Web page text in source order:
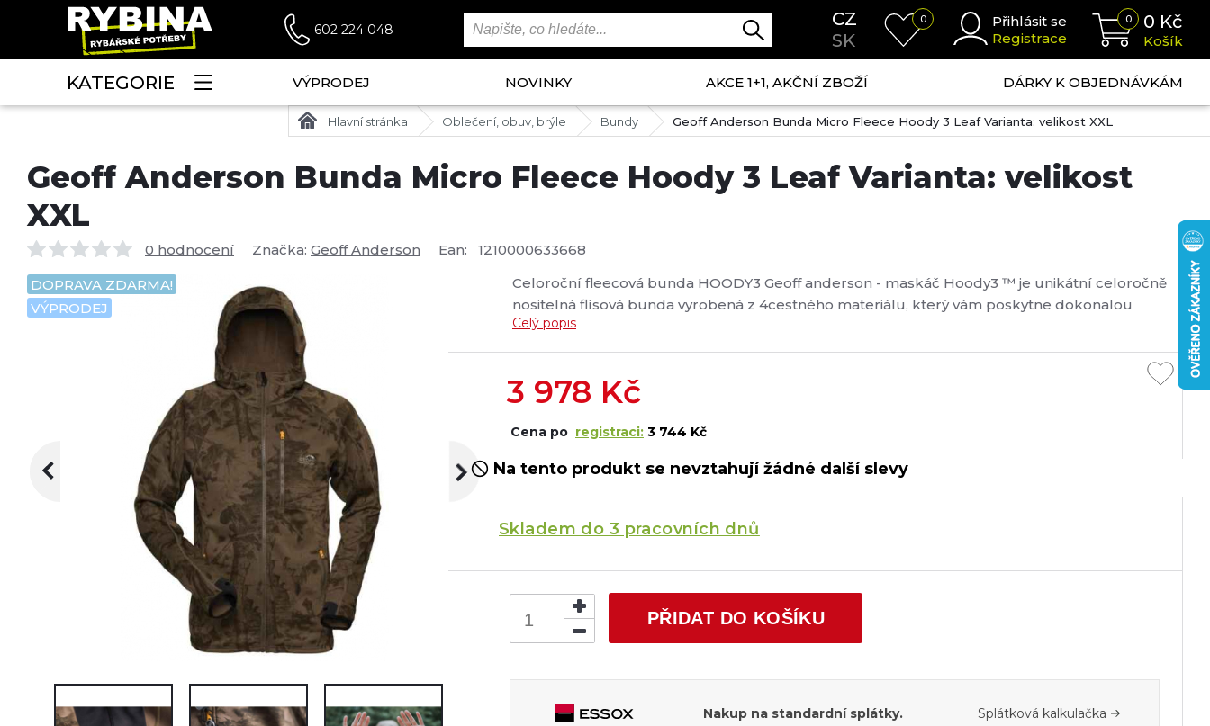
602 224 048
CZ
SK
0
Přihlásit se
Registrace
0 0 Kč
Košík
KATEGORIE VÝPRODEJ NOVINKY AKCE 1+1, AKČNÍ ZBOŽÍ DÁRKY K OBJEDNÁVKÁM
Hlavní stránka Oblečení, obuv, brýle Bundy Geoff Anderson Bunda Micro Fleece Hoody 3 Leaf Varianta: velikost XXL
Geoff Anderson Bunda Micro Fleece Hoody 3 Leaf Varianta: velikost
XXL
0 hodnocení Značka: Geoff Anderson Ean: 1210000633668
DOPRAVA ZDARMA!
VÝPRODEJ
Celoroční fleecová bunda HOODY3 Geoff anderson - maskáč Hoody3 ™ je unikátní celoročně
nositelná flísová bunda vyrobená z 4cestného materiálu, který vám poskytne dokonalou
ochranu před poškozením, roztažením nebo jiného nepříjemného tlačení. Materiál se přesně
přizpůsobuje aktivitám které právě provádíte a vždy se vrátí do původního stavu, takže n...
Celý popis
3 978 Kč
Cena po registraci: 3 744 Kč
Na tento produkt se nevztahují žádné další slevy
Skladem do 3 pracovních dnů
PŘIDAT DO KOŠÍKU
Nakup na standardní splátky. Splátková kalkulačka